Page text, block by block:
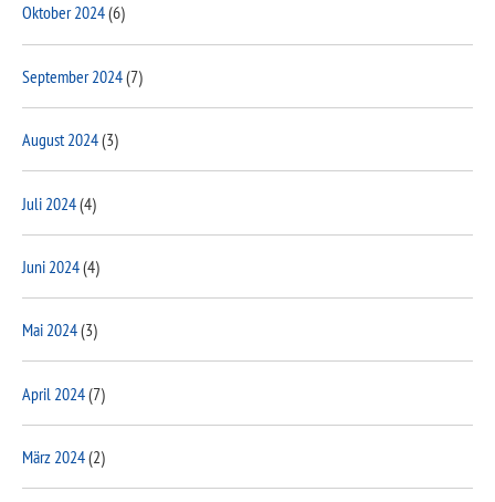
Oktober 2024(6)
September 2024(7)
August 2024(3)
Juli 2024(4)
Juni 2024(4)
Mai 2024(3)
April 2024(7)
März 2024(2)